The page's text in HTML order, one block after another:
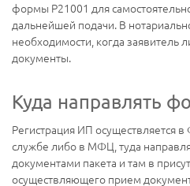
формы Р21001 для
дальнейшей подачи. В
необходимости, когда заявитель
документы.
Куда направлять
Регистрация ИП осуществляется
службе либо в МФЦ, туда
документами пакета и там в
осуществляющего прием